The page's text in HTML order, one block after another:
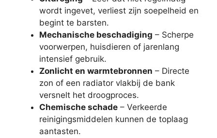
wordt ingevet, verliest zijn soepelheid en
begint te barsten.
Mechanische beschadiging – Scherpe
voorwerpen, huisdieren of jarenlang
intensief gebruik.
Zonlicht en warmtebronnen – Directe
zon of een radiator vlakbij de bank
versnelt het droogproces.
Chemische schade – Verkeerde
reinigingsmiddelen kunnen de toplaag
aantasten.